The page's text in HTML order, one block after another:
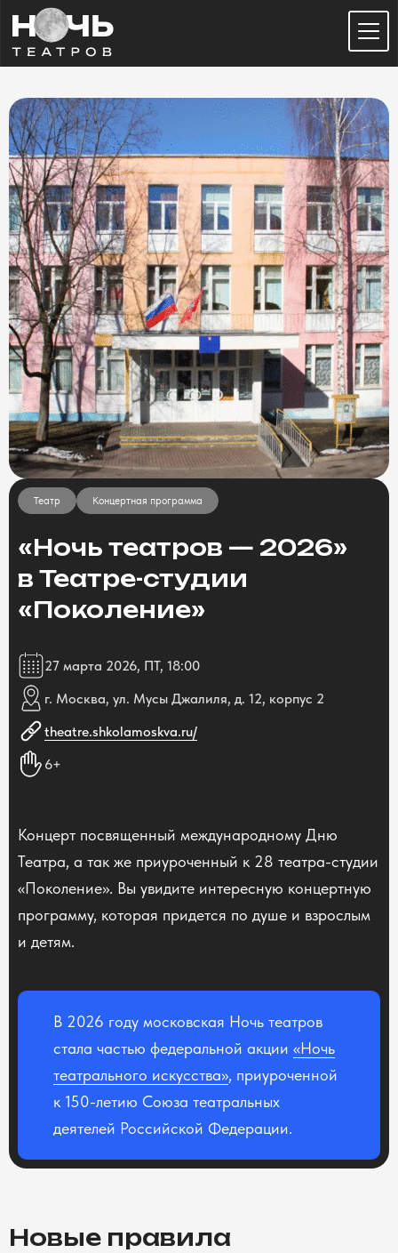
Театр Концертная программа
«Ночь театров — 2026»
в Театре-студии
«Поколение»
27 марта 2026, ПТ, 18:00
г. Москва, ул. Мусы Джалиля, д. 12, корпус 2
theatre.shkolamoskva.ru/
6+
Концерт посвященный международному Дню
Театра, а так же приуроченный к 28 театра-студии
«Поколение». Вы увидите интересную концертную
программу, которая придется по душе и взрослым
и детям.
В 2026 году московская Ночь театров
стала частью федеральной акции «Ночь
театрального искусства», приуроченной
к 150-летию Союза театральных
деятелей Российской Федерации.
Новые правила